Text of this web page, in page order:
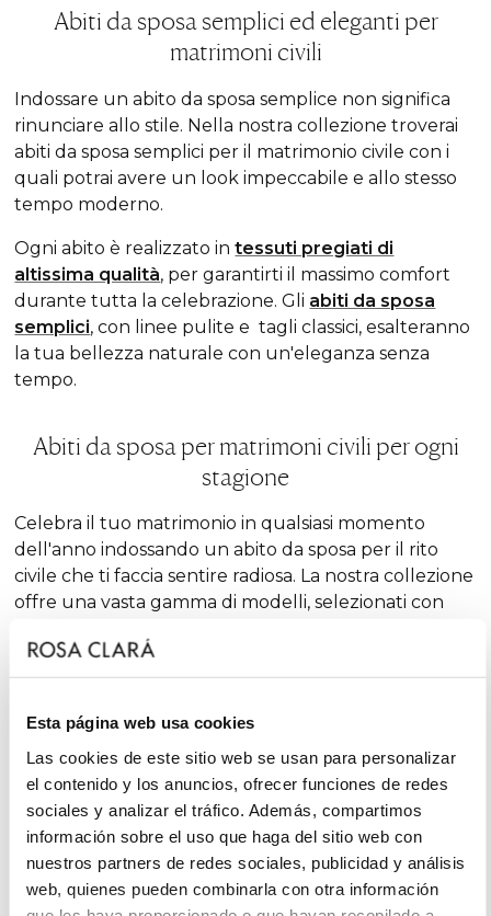
Esta página web usa cookies
Las cookies de este sitio web se usan para personalizar
el contenido y los anuncios, ofrecer funciones de redes
sociales y analizar el tráfico. Además, compartimos
información sobre el uso que haga del sitio web con
nuestros partners de redes sociales, publicidad y análisis
web, quienes pueden combinarla con otra información
Abiti da sposa semplici ed eleganti per
matrimoni civili
Indossare un abito da sposa semplice non significa
rinunciare allo stile. Nella nostra collezione troverai
abiti da sposa semplici per il matrimonio civile con i
quali potrai avere un lookimpeccabile e allo stesso
tempo moderno.
Ogni abito è realizzato intessuti pregiati di
altissima qualità, per garantirti il massimo comfort
durante tutta la celebrazione. Gli abiti da sposa
semplici, con linee pulite e tagli classici, esalteranno
la tua bellezza naturale con un'eleganza senza
tempo.
Abiti da sposa per matrimoni civili per ogni
stagione
Celebra il tuo matrimonio in qualsiasi momento
dell'anno indossando un abito da sposa per il rito
civile che ti faccia sentire radiosa. La nostra collezione
offre una vasta gamma di modelli, selezionati con
Scegliere l'abito ideale può essere difficile, per
questo i nostri abiti da sposa per il rito civile per
l'estate sono la scelta perfetta per chi cerca
freschezza e romanticismo, grazie amodelli in
organza etulleche uniscono eleganza e comfort.
Abiti da sposa per matrimonio civile in inverno